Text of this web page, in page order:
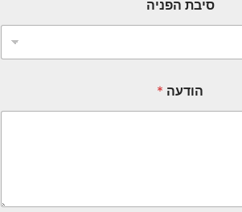
סיבת הפניה
הודעה *